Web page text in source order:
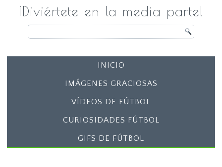
¡Diviértete en la media parte!
INICIO
IMÁGENES GRACIOSAS
VÍDEOS DE FÚTBOL
CURIOSIDADES FÚTBOL
GIFS DE FÚTBOL